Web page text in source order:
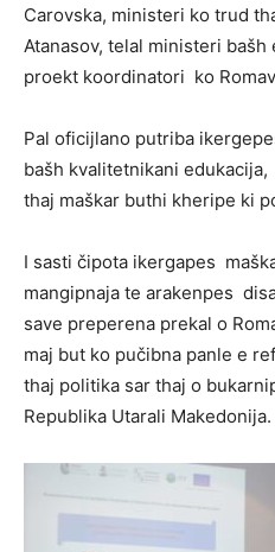
Carovska, ministeri ko trud
Atanasov, telal ministeri bašh
proekt koordinatori ko
Pal oficijlano putriba
bašh kvalitetnikani
thaj maškar buthi kheripe ki
I sasti čipota ikergapes
mangipnaja te arakenpes
save preperena prekal o
maj but ko pučibna panle e
thaj politika sar thaj o
Republika Utarali Makedonija.